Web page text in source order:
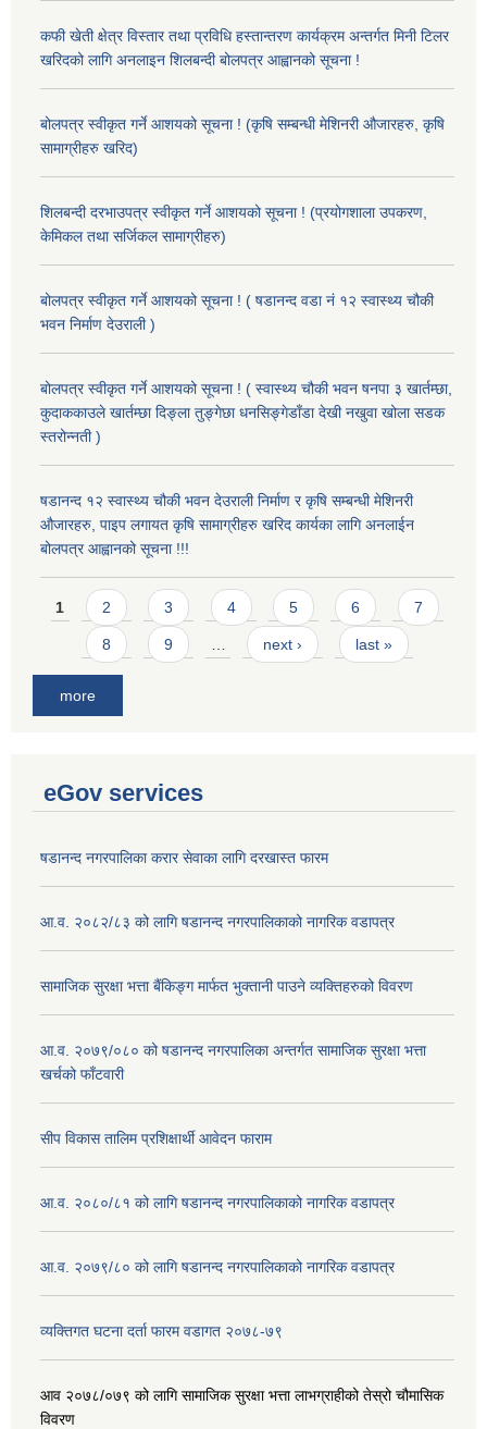
कफी खेती क्षेत्र विस्तार तथा प्रविधि हस्तान्तरण कार्यक्रम अन्तर्गत मिनी टिलर
खरिदको लागि अनलाइन शिलबन्दी बोलपत्र आह्वानको सूचना !
बोलपत्र स्वीकृत गर्ने आशयको सूचना ! (कृषि सम्बन्धी मेशिनरी औजारहरु, कृषि
सामाग्रीहरु खरिद)
शिलबन्दी दरभाउपत्र स्वीकृत गर्ने आशयको सूचना ! (प्रयोगशाला उपकरण,
केमिकल तथा सर्जिकल सामाग्रीहरु)
बोलपत्र स्वीकृत गर्ने आशयको सूचना ! ( षडानन्द वडा नं १२ स्वास्थ्य चौकी
भवन निर्माण देउराली )
बोलपत्र स्वीकृत गर्ने आशयको सूचना ! ( स्वास्थ्य चौकी भवन षनपा ३ खार्तम्छा,
कुदाककाउले खार्तम्छा दिङ्ला तुङ्गेछा धनसिङ्गेडाँडा देखी नखुवा खोला सडक
स्तरोन्नती )
षडानन्द १२ स्वास्थ्य चौकी भवन देउराली निर्माण र कृषि सम्बन्धी मेशिनरी
औजारहरु, पाइप लगायत कृषि सामाग्रीहरु खरिद कार्यका लागि अनलाईन
बोलपत्र आह्वानको सूचना !!!
Pages
1 2 3 4 5 6 7
8 9 … next › last »
more
eGov services
षडानन्द नगरपालिका करार सेवाका लागि दरखास्त फारम
आ.व. २०८२/८३ को लागि षडानन्द नगरपालिकाको नागरिक वडापत्र
सामाजिक सुरक्षा भत्ता बैंकिङ्ग मार्फत भुक्तानी पाउने व्यक्तिहरुको विवरण
आ.व. २०७९/०८० को षडानन्द नगरपालिका अन्तर्गत सामाजिक सुरक्षा भत्ता
खर्चको फाँटवारी
सीप विकास तालिम प्रशिक्षार्थी आवेदन फाराम
आ.व. २०८०/८१ को लागि षडानन्द नगरपालिकाको नागरिक वडापत्र
आ.व. २०७९/८० को लागि षडानन्द नगरपालिकाको नागरिक वडापत्र
व्यक्तिगत घटना दर्ता फारम वडागत २०७८-७९
आव २०७८/०७९ को लागि सामाजिक सुरक्षा भत्ता लाभग्राहीको तेस्रो चौमासिक
विवरण